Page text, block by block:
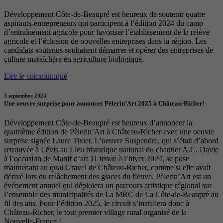
Développement Côte-de-Beaupré est heureux de soutenir quatre
aspirants-entrepreneurs qui participent à l’édition 2024 du camp
d’entraînement agricole pour favoriser l’établissement de la relève
agricole et l’éclosion de nouvelles entreprises dans la région. Les
candidats soutenus souhaitent démarrer et opérer des entreprises de
culture maraîchère en agriculture biologique.
Lire le communiqué
3 septembre 2024
Une oeuvre surprise pour annoncer Pèlerin’Art 2025 à Château-Richer!
Développement Côte-de-Beaupré est heureux d’annoncer la
quatrième édition de Pèlerin’Art à Château-Richer avec une oeuvre
surprise signée Laure Tixier. L’oeuvre Suspendre, qui s’était d’abord
retrouvée à Lévis au Lieu historique national du chantier A.C. Davie
à l’occasion de Manif d’art 11 tenue à l’hiver 2024, se pose
maintenant au quai Gravel de Château-Richer, comme si elle avait
dérivé lors du relâchement des glaces du fleuve. Pèlerin’Art est un
événement annuel qui déploiera un parcours artistique régional sur
l’ensemble des municipalités de La MRC de La Côte-de-Beaupré au
fil des ans. Pour l’édition 2025, le circuit s’installera donc à
Château-Richer, le tout premier village rural organisé de la